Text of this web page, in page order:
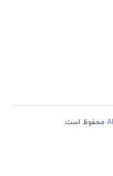
محفوظ است.